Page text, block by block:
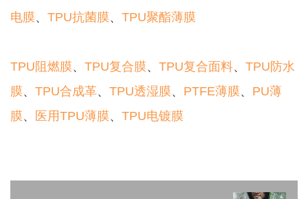
电膜、 TPU抗菌膜、 TPU聚酯薄膜
TPU阻燃膜、 TPU复合膜、 TPU复合面料、 TPU防水
膜、 TPU合成革、 TPU透湿膜、 PTFE薄膜、 PU薄
膜、 医用TPU薄膜、 TPU电镀膜